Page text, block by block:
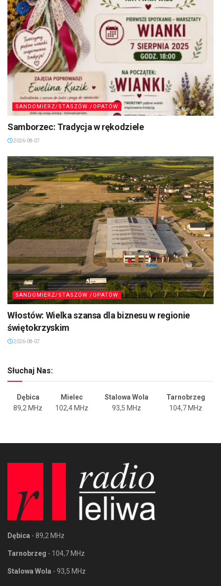
SANDOMIERZ/STASZÓW /OPATÓW
Samborzec: Tradycja w rękodziele
2026-08-07
SANDOMIERZ/STASZÓW /OPATÓW
Włostów: Wielka szansa dla biznesu w regionie
świętokrzyskim
2026-08-07
Słuchaj Nas:
Dębica Mielec Stalowa Wola
Tarnobrzeg
89,2 MHz
102,4 MHz 93,5 MHz 104,7 MHz
Dębica - 89,2 MHz
Tarnobrzeg - 104,7 MHz
Stalowa Wola - 93,5 MHz